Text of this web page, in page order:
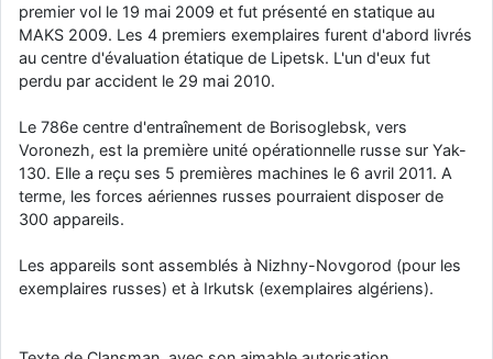
premier vol le 19 mai 2009 et fut présenté en statique au
MAKS 2009. Les 4 premiers exemplaires furent d'abord livrés
au centre d'évaluation étatique de Lipetsk. L'un d'eux fut
perdu par accident le 29 mai 2010.
Le 786e centre d'entraînement de Borisoglebsk, vers
Voronezh, est la première unité opérationnelle russe sur Yak-
130. Elle a reçu ses 5 premières machines le 6 avril 2011. A
terme, les forces aériennes russes pourraient disposer de
300 appareils.
Les appareils sont assemblés à Nizhny-Novgorod (pour les
exemplaires russes) et à Irkutsk (exemplaires algériens).